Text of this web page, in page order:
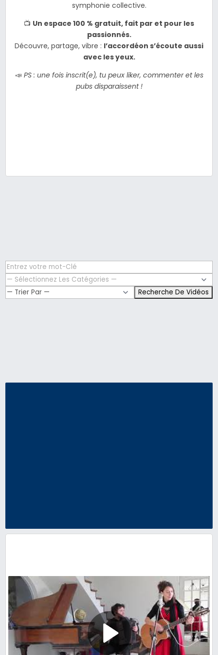
symphonie collective.
📺 Un espace 100 % gratuit, fait par et pour les
passionnés.
Découvre, partage, vibre : l’accordéon s’écoute aussi
avec les yeux.
📣 PS : une fois inscrit(e), tu peux liker, commenter et les
pubs disparaissent !